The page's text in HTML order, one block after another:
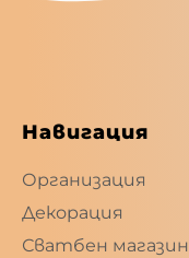
Навигация
Организация
Декорация
Сватбен магазин